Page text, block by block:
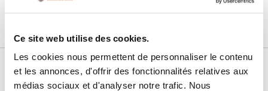
Ce site web utilise des cookies.
Les cookies nous permettent de personnaliser le contenu
et les annonces, d'offrir des fonctionnalités relatives aux
médias sociaux et d'analyser notre trafic. Nous
Nos services